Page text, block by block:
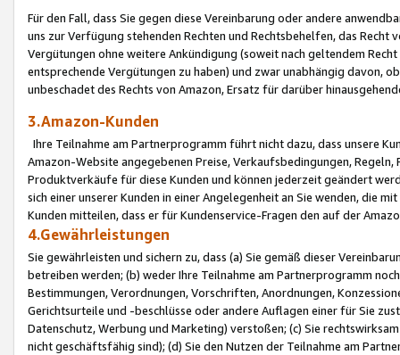
Für den Fall, dass Sie gegen diese Vereinbarung oder andere
uns zur Verfügung stehenden Rechten und Rechtsbehelfen, das
Vergütungen ohne weitere Ankündigung (soweit nach geltendem
entsprechende Vergütungen zu haben) und zwar unabhängig davon,
unbeschadet des Rechts von Amazon, Ersatz für darüber
3.Amazon-Kunden
Ihre Teilnahme am Partnerprogramm führt nicht dazu, dass unsere
Amazon-Website angegebenen Preise, Verkaufsbedingungen,
Produktverkäufe für diese Kunden und können jederzeit geändert
sich einer unserer Kunden in einer Angelegenheit an Sie wenden, die
Kunden mitteilen, dass er für Kundenservice-Fragen den auf der
4.Gewährleistungen
Sie gewährleisten und sichern zu, dass (a) Sie gemäß dieser
betreiben werden; (b) weder Ihre Teilnahme am Partnerprogramm
Bestimmungen, Verordnungen, Vorschriften, Anordnungen,
Gerichtsurteile und -beschlüsse oder andere Auflagen einer für Sie
Datenschutz, Werbung und Marketing) verstoßen; (c) Sie
nicht geschäftsfähig sind); (d) Sie den Nutzen der Teilnahme am